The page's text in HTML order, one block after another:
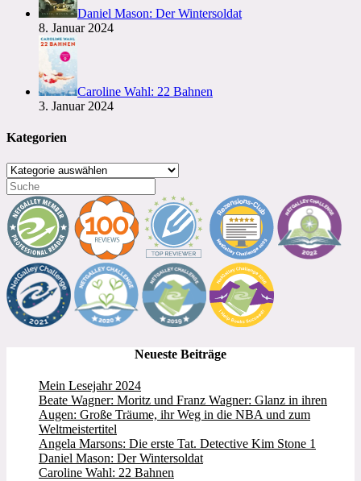
Daniel Mason: Der Wintersoldat
8. Januar 2024
Caroline Wahl: 22 Bahnen
3. Januar 2024
Kategorien
Kategorien
Neueste Beiträge
Mein Lesejahr 2024
Beate Wagner: Moritz und Franz Wagner: Glanz in ihren
Augen: Große Träume, ihr Weg in die NBA und zum
Weltmeistertitel
Angela Marsons: Die erste Tat. Detective Kim Stone 1
Daniel Mason: Der Wintersoldat
Caroline Wahl: 22 Bahnen